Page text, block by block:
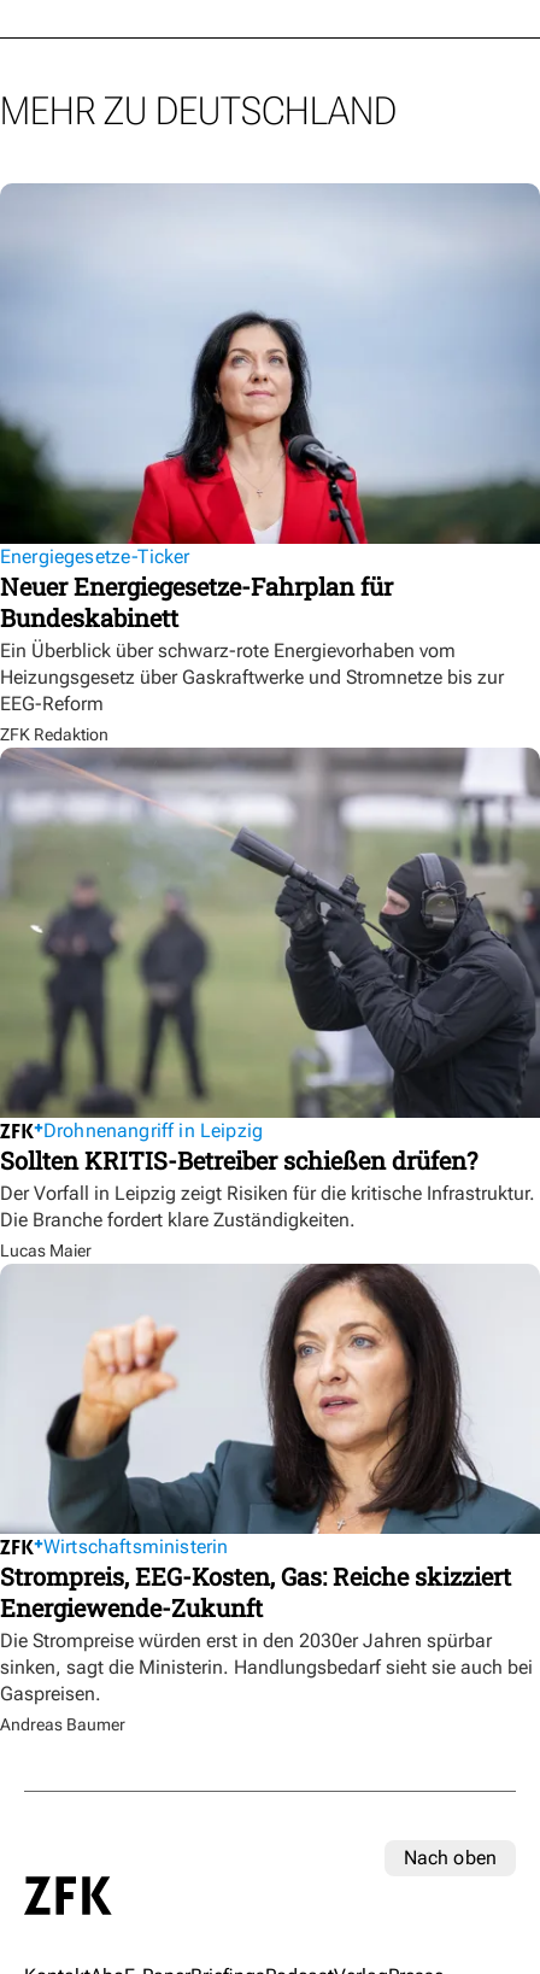
MEHR ZU DEUTSCHLAND
Energiegesetze-Ticker
Neuer Energiegesetze-Fahrplan für
Bundeskabinett
Ein Überblick über schwarz-rote Energievorhaben vom
Heizungsgesetz über Gaskraftwerke und Stromnetze bis zur
EEG-Reform
ZFK Redaktion
Drohnenangriff in Leipzig
Sollten KRITIS-Betreiber schießen drüfen?
Der Vorfall in Leipzig zeigt Risiken für die kritische Infrastruktur.
Die Branche fordert klare Zuständigkeiten.
Lucas Maier
Wirtschaftsministerin
Strompreis, EEG-Kosten, Gas: Reiche skizziert
Energiewende-Zukunft
Die Strompreise würden erst in den 2030er Jahren spürbar
sinken, sagt die Ministerin. Handlungsbedarf sieht sie auch bei
Gaspreisen.
Andreas Baumer
Nach oben